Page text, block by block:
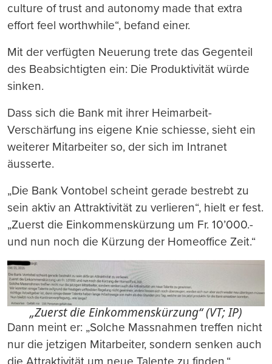
culture of trust and autonomy made that extra
effort feel worthwhile“, befand einer.
Mit der verfügten Neuerung trete das Gegenteil
des Beabsichtigten ein: Die Produktivität würde
sinken.
Dass sich die Bank mit ihrer Heimarbeit-
Verschärfung ins eigene Knie schiesse, sieht ein
weiterer Mitarbeiter so, der sich im Intranet
äusserte.
„Die Bank Vontobel scheint gerade bestrebt zu
sein aktiv an Attraktivität zu verlieren“, hielt er fest.
„Zuerst die Einkommenskürzung um Fr. 10’000.-
und nun noch die Kürzung der Homeoffice Zeit.“
„Zuerst die Einkommenskürzung“ (VT; IP)
Dann meint er: „Solche Massnahmen treffen nicht
nur die jetzigen Mitarbeiter, sondern senken auch